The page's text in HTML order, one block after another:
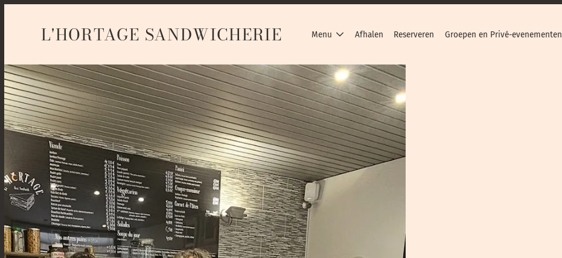
L'HORTAGE SANDWICHERIE Menu Afhalen Reserveren Groepen en Privé-evenementen